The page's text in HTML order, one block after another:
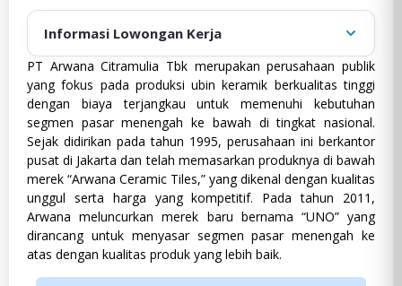
Informasi Lowongan Kerja
Diposting oleh
admin
Tanggal publikasi
: Desember 20, 2024
Kategori :
D3,Ekonomi dan Bisnis,Full Time,
Manufaktur,S1,Semua Jurusan,
Sosial dan Humaniora , SWASTA,
TeknikD3,
Ekonomi
dan
Bisnis,
Full
Time,
Manufaktur,
S1,
Semua
Lokasi : Banten
Jenis Pekerjaan
: Full Time
Pendidikan
: D3, S1
Pengalaman
0 - 3 Tahun
PT Arwana Citramulia Tbk merupakan perusahaan publik
yang fokus pada produksi ubin keramik berkualitas tinggi
dengan biaya terjangkau untuk memenuhi kebutuhan
segmen pasar menengah ke bawah di tingkat nasional.
Sejak didirikan pada tahun 1995, perusahaan ini berkantor
pusat di Jakarta dan telah memasarkan produknya di bawah
merek “Arwana Ceramic Tiles,” yang dikenal dengan kualitas
unggul serta harga yang kompetitif. Pada tahun 2011,
Arwana meluncurkan merek baru bernama “UNO” yang
dirancang untuk menyasar segmen pasar menengah ke
atas dengan kualitas produk yang lebih baik.